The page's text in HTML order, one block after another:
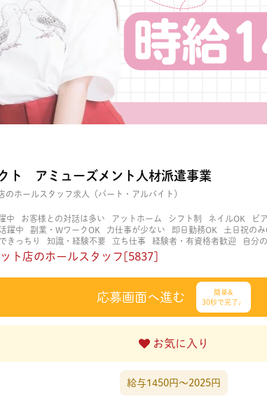
ト アミューズメント人材派遣事業
のホールスタッフ求人（パート・アルバイト）
中 お客様との対話は多い アットホーム シフト制 ネイルOK ピ
躍中 副業・WワークOK 力仕事が少ない 即日勤務OK 土日祝のみ
きっちり 知識・経験不要 立ち仕事 経験者・有資格者歓迎 自分
長く働ける 長期歓迎 髪型自由 髪色自由
ト店のホールスタッフ[5837]
応募画面へ進む
簡単&
30秒で完了♩
お気に入り
給与1450円〜2025円